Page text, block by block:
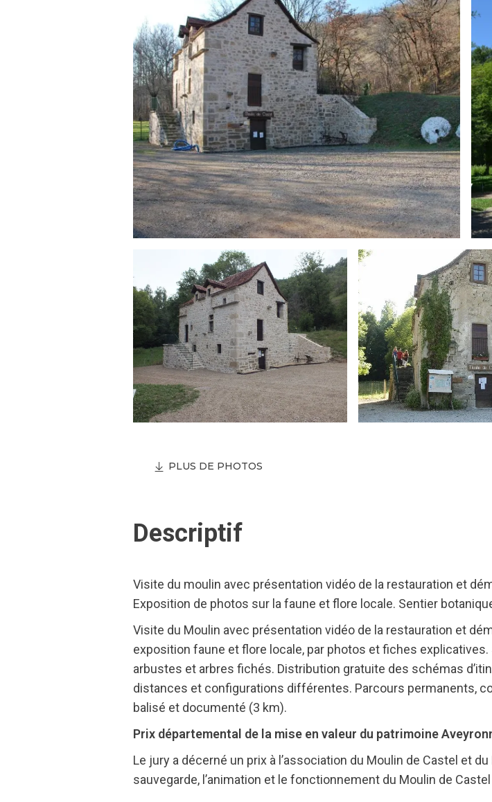
PLUS DE PHOTOS
Descriptif
Visite du moulin avec présentation vidéo de la restauration et
Exposition de photos sur la faune et flore locale. Sentier
Visite du Moulin avec présentation vidéo de la restauration et
exposition faune et flore locale, par photos et fiches
arbustes et arbres fichés. Distribution gratuite des schémas
distances et configurations différentes. Parcours permanents,
balisé et documenté (3 km).
Prix départemental de la mise en valeur du patrimoine
Le jury a décerné un prix à l’association du Moulin de Castel et
sauvegarde, l’animation et le fonctionnement du Moulin de